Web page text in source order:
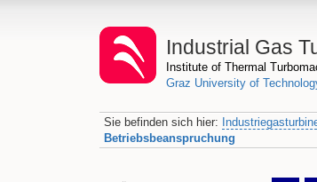
Industrial Gas
Institute of Thermal
Graz University of
Sie befinden sich hier:
Betriebsbeanspruchung